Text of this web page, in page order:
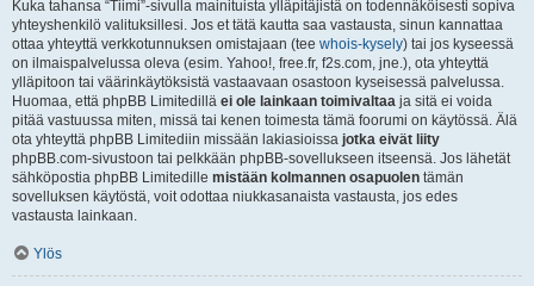
Kuka tahansa “Tiimi”-sivulla mainituista ylläpitäjistä on todennäköisesti sopiva
yhteyshenkilö valituksillesi. Jos et tätä kautta saa vastausta, sinun kannattaa
ottaa yhteyttä verkkotunnuksen omistajaan (tee whois-kysely) tai jos kyseessä
on ilmaispalvelussa oleva (esim. Yahoo!, free.fr, f2s.com, jne.), ota yhteyttä
ylläpitoon tai väärinkäytöksistä vastaavaan osastoon kyseisessä palvelussa.
Huomaa, että phpBB Limitedillä ei ole lainkaan toimivaltaa ja sitä ei voida
pitää vastuussa miten, missä tai kenen toimesta tämä foorumi on käytössä. Älä
ota yhteyttä phpBB Limitediin missään lakiasioissa jotka eivät liity
phpBB.com-sivustoon tai pelkkään phpBB-sovellukseen itseensä. Jos lähetät
sähköpostia phpBB Limitedille mistään kolmannen osapuolen tämän
sovelluksen käytöstä, voit odottaa niukkasanaista vastausta, jos edes
vastausta lainkaan.
Ylös